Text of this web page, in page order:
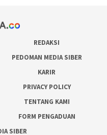
REDAKSI
PEDOMAN MEDIA SIBER
KARIR
PRIVACY POLICY
TENTANG KAMI
FORM PENGADUAN
SIBER